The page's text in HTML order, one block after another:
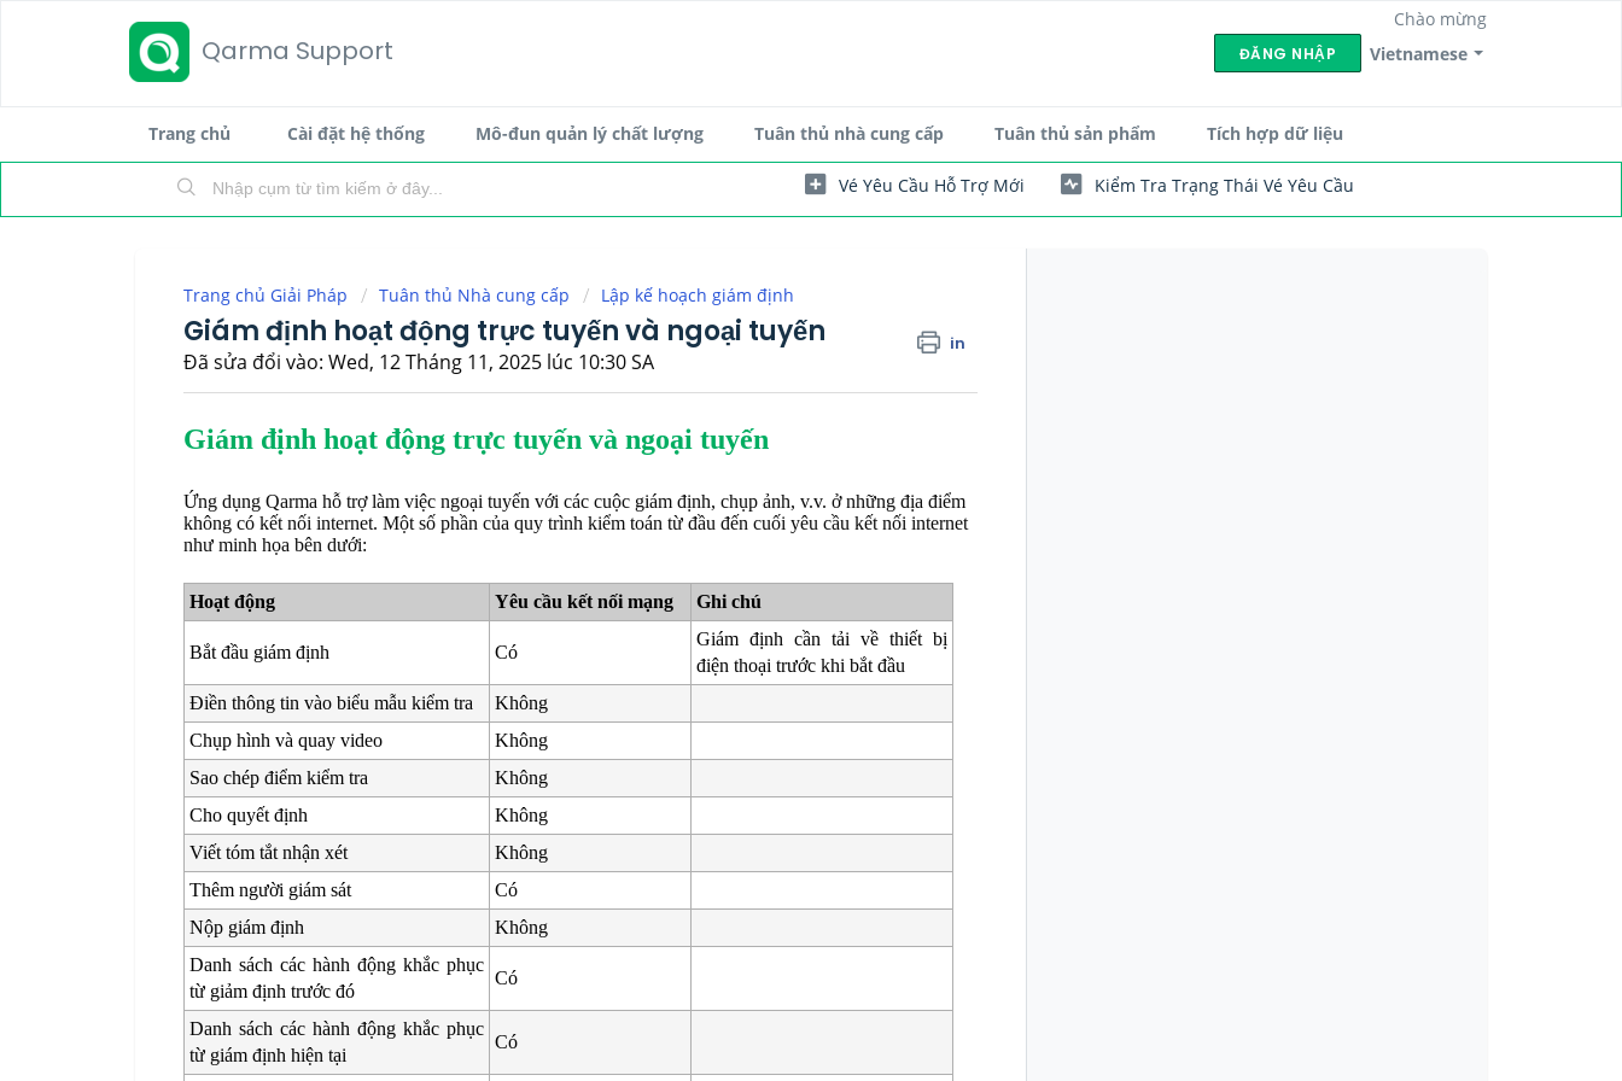
Qarma Support Vietnamese
Chào mừng
ĐĂNG NHẬP
Trang chủ Cài đặt hệ thống Mô-đun quản lý chất lượng Tuân thủ nhà cung cấp Tuân thủ sản phẩm Tích hợp dữ liệu
Vé Yêu Cầu Hỗ Trợ Mới Kiểm Tra Trạng Thái Vé Yêu Cầu
Trang chủ Giải Pháp Tuân thủ Nhà cung cấp Lập kế hoạch giám định
Giám định hoạt động trực tuyến và ngoại tuyến in
Đã sửa đổi vào: Wed, 12 Tháng 11, 2025 lúc 10:30 SA
Giám định hoạt động trực tuyến và ngoại tuyến
Ứng dụng Qarma hỗ trợ làm việc ngoại tuyến với các cuộc giám định, chụp ảnh, v.v. ở những địa điểm
không có kết nối internet. Một số phần của quy trình kiểm toán từ đầu đến cuối yêu cầu kết nối internet
như minh họa bên dưới:
Hoạt động Yêu cầu kết nối mạng Ghi chú
Bắt đầu giám định Có
Giám định cần tải về thiết bị
điện thoại trước khi bắt đầu
Điền thông tin vào biểu mẫu kiểm tra
Không
Chụp hình và quay video
Không
Sao chép điểm kiểm tra
Không
Cho quyết định
Không
Viết tóm tắt nhận xét
Không
Thêm người giám sát
Có
Nộp giám định
Không
Danh sách các hành động khắc phục
từ giảm định trước đó
Có
Danh sách các hành động khắc phục
từ giám định hiện tại
Có